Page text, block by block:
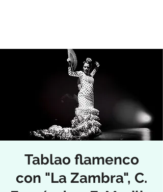
Tablao flamenco
con "La Zambra", C.